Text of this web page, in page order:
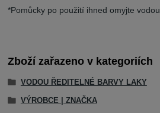
*Pomůcky po použití ihned omyjte vodou.
Zboží zařazeno v kategoriích
VODOU ŘEDITELNÉ BARVY LAKY
VÝROBCE | ZNAČKA